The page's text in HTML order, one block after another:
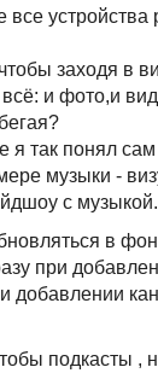
все устройства
заходя в
и фото,и
я так понял
музыки -
с музыкой.
в
при
добавлении
подкасты ,